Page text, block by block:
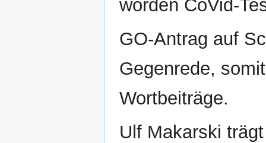
worden CoVid-
GO-Antrag auf
Gegenrede,
Wortbeiträge.
Ulf Makarski